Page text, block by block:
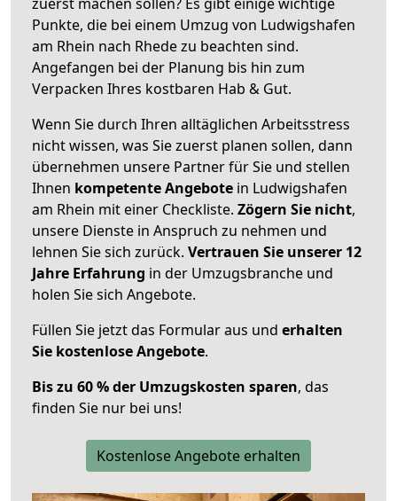
Punkte, die bei einem Umzug von Ludwigshafen
am Rhein nach Rhede zu beachten sind.
Angefangen bei der Planung bis hin zum
Verpacken Ihres kostbaren Hab & Gut.
Wenn Sie durch Ihren alltäglichen Arbeitsstress
nicht wissen, was Sie zuerst planen sollen, dann
übernehmen unsere Partner für Sie und stellen
Ihnen kompetente Angebote in Ludwigshafen
am Rhein mit einer Checkliste. Zögern Sie nicht,
unsere Dienste in Anspruch zu nehmen und
lehnen Sie sich zurück. Vertrauen Sie unserer 12
Jahre Erfahrung in der Umzugsbranche und
holen Sie sich Angebote.
Füllen Sie jetzt das Formular aus und erhalten
Sie kostenlose Angebote.
Bis zu 60 % der Umzugskosten sparen, das
finden Sie nur bei uns!
Kostenlose Angebote erhalten